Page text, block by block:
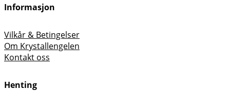
Informasjon
Vilkår & Betingelser
Om Krystallengelen
Kontakt oss
Henting